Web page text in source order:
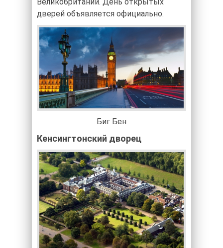
дверей объявляется официально.
Биг Бен
Кенсингтонский дворец